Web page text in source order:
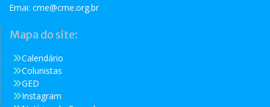
Emai: cme@cme.org.br
Mapa do site:
Calendário
Colunistas
GED
Instagram